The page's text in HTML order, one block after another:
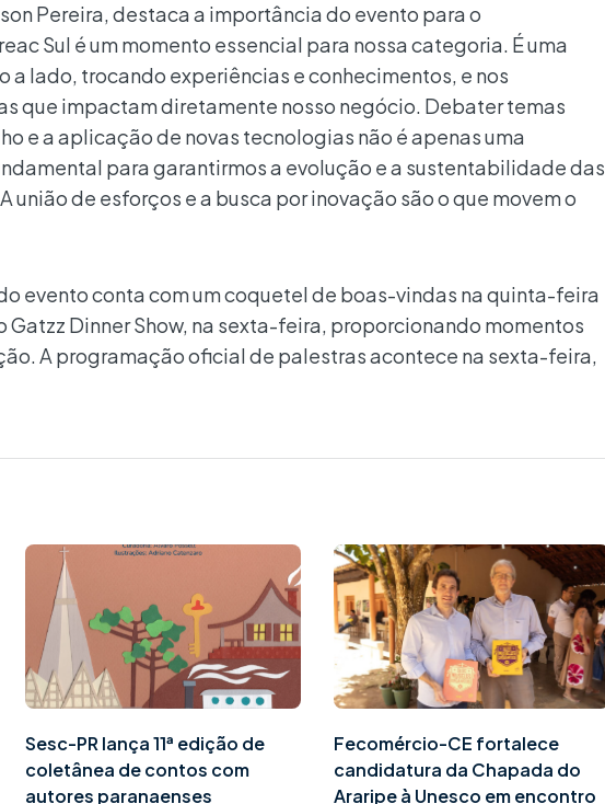
Pereira, destaca a importância do evento para o
Sul é um momento essencial para nossa categoria. É uma
lado, trocando experiências e conhecimentos, e nos
que impactam diretamente nosso negócio. Debater temas
e a aplicação de novas tecnologias não é apenas uma
para garantirmos a evolução e a sustentabilidade das
união de esforços e a busca por inovação são o que movem o
evento conta com um coquetel de boas-vindas na quinta-feira
Gatzz Dinner Show, na sexta-feira, proporcionando momentos
A programação oficial de palestras acontece na sexta-feira,
Sesc-PR lança 11ª edição de
coletânea de contos com
autores paranaenses
Fecomércio-CE fortalece
candidatura da Chapada do
Araripe à Unesco em encontro